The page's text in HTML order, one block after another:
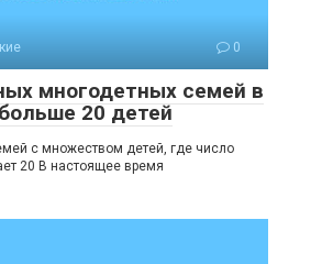
0
многодетных семей в
20 детей
с множеством детей, где число
20 В настоящее время